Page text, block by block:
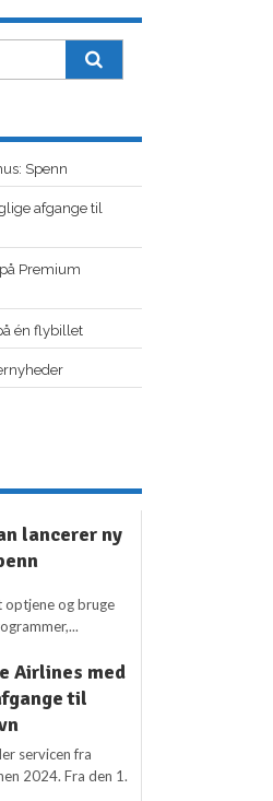
Spenn
afgange til
Premium
én flybillet
lancerer ny
optjene og bruge
Airlines med
til
servicen fra
2024. Fra den 1.